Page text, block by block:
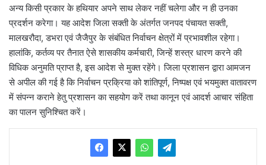
अन्य किसी प्रकार के हथियार अपने साथ लेकर नहीं चलेगा और न ही उनका
प्रदर्शन करेगा। यह आदेश जिला सक्ती के अंतर्गत जनपद पंचायत सक्ती,
मालखरौदा, डभरा एवं जैजैपुर के संबंधित निर्वाचन क्षेत्रों में प्रभावशील रहेगा।
हालांकि, कर्तव्य पर तैनात ऐसे शासकीय कर्मचारी, जिन्हें शस्त्र धारण करने की
विधिक अनुमति प्राप्त है, इस आदेश से मुक्त रहेंगे। जिला प्रशासन द्वारा आमजन
से अपील की गई है कि निर्वाचन प्रक्रिया को शांतिपूर्ण, निष्पक्ष एवं भयमुक्त वातावरण
में संपन्न कराने हेतु प्रशासन का सहयोग करें तथा कानून एवं आदर्श आचार संहिता
का पालन सुनिश्चित करें।